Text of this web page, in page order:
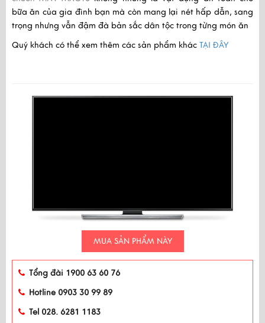
bữa ăn của gia đình bạn mà còn mang lại nét hấp dẫn, sang
trọng nhưng vẫn đậm đà bản sắc dân tộc trong từng món ăn
Quý khách có thể xem thêm các sản phẩm khác TẠI ĐÂY
MUA SẢN PHẨM NÀY
Tổng đài 1900 63 60 76
Hotline 0903 30 99 89
Tel 028. 6281 1183